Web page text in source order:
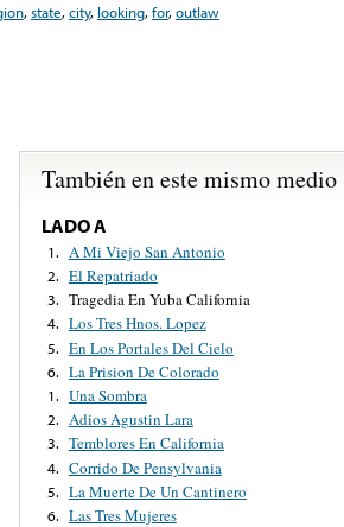
,state,city, looking,for,outlaw
También en este mismo medio
LADO A
1. A Mi Viejo San Antonio
2. El Repatriado
3. Tragedia En Yuba California
4. Los Tres Hnos. Lopez
5. En Los Portales Del Cielo
6. La Prision De Colorado
1. Una Sombra
2. Adios Agustin Lara
3. Temblores En California
4. Corrido De Pensylvania
5. La Muerte De Un Cantinero
6. Las Tres Mujeres